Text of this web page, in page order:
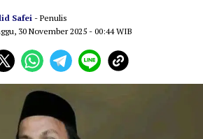
Safei - Penulis
30 November 2025 - 00:44 WIB